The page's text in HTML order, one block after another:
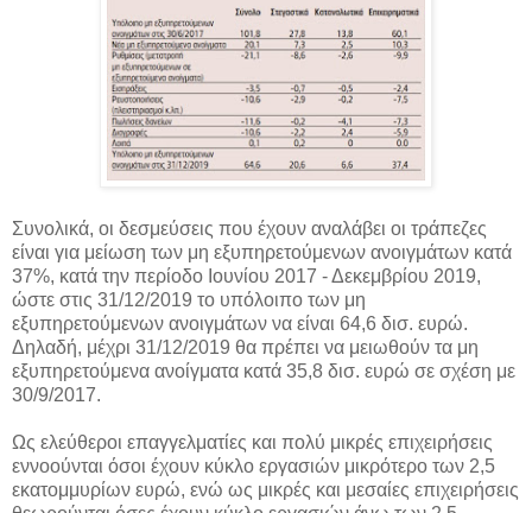
Συνολικά, οι δεσμεύσεις που έχουν αναλάβει οι τράπεζες
είναι για μείωση των μη εξυπηρετούμενων ανοιγμάτων κατά
37%, κατά την περίοδο Ιουνίου 2017 - Δεκεμβρίου 2019,
ώστε στις 31/12/2019 το υπόλοιπο των μη
εξυπηρετούμενων ανοιγμάτων να είναι 64,6 δισ. ευρώ.
Δηλαδή, μέχρι 31/12/2019 θα πρέπει να μειωθούν τα μη
εξυπηρετούμενα ανοίγματα κατά 35,8 δισ. ευρώ σε σχέση με
30/9/2017.
Ως ελεύθεροι επαγγελματίες και πολύ μικρές επιχειρήσεις
εννοούνται όσοι έχουν κύκλο εργασιών μικρότερο των 2,5
εκατομμυρίων ευρώ, ενώ ως μικρές και μεσαίες επιχειρήσεις